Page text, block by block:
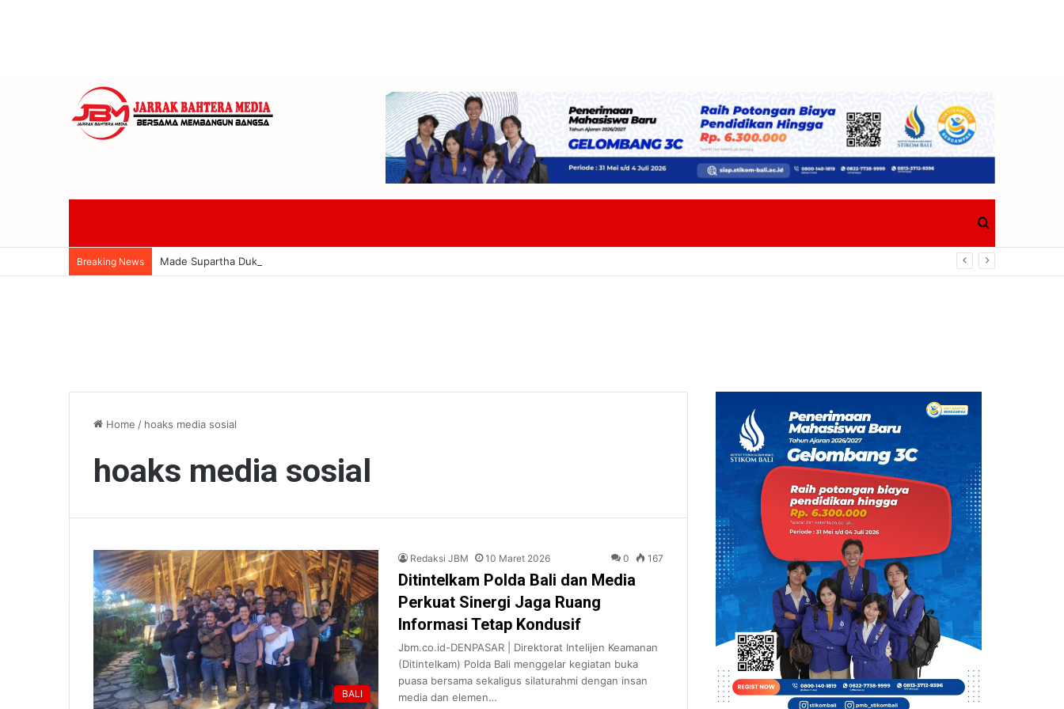
for
Breaking News Made Supartha Dukung Banteng Bali Siap Tempur Hadapi Tiga Lawan Fase Grup Di Soekarno Cup 2026 Target Bawa Pulang Trofi
Home / hoaks media sosial
hoaks media sosial
BALI
Redaksi JBM 10 Maret 2026 0 167
Ditintelkam Polda Bali dan Media
Perkuat Sinergi Jaga Ruang
Informasi Tetap Kondusif
Jbm.co.id-DENPASAR | Direktorat Intelijen Keamanan
(Ditintelkam) Polda Bali menggelar kegiatan buka
puasa bersama sekaligus silaturahmi dengan insan
media dan elemen…